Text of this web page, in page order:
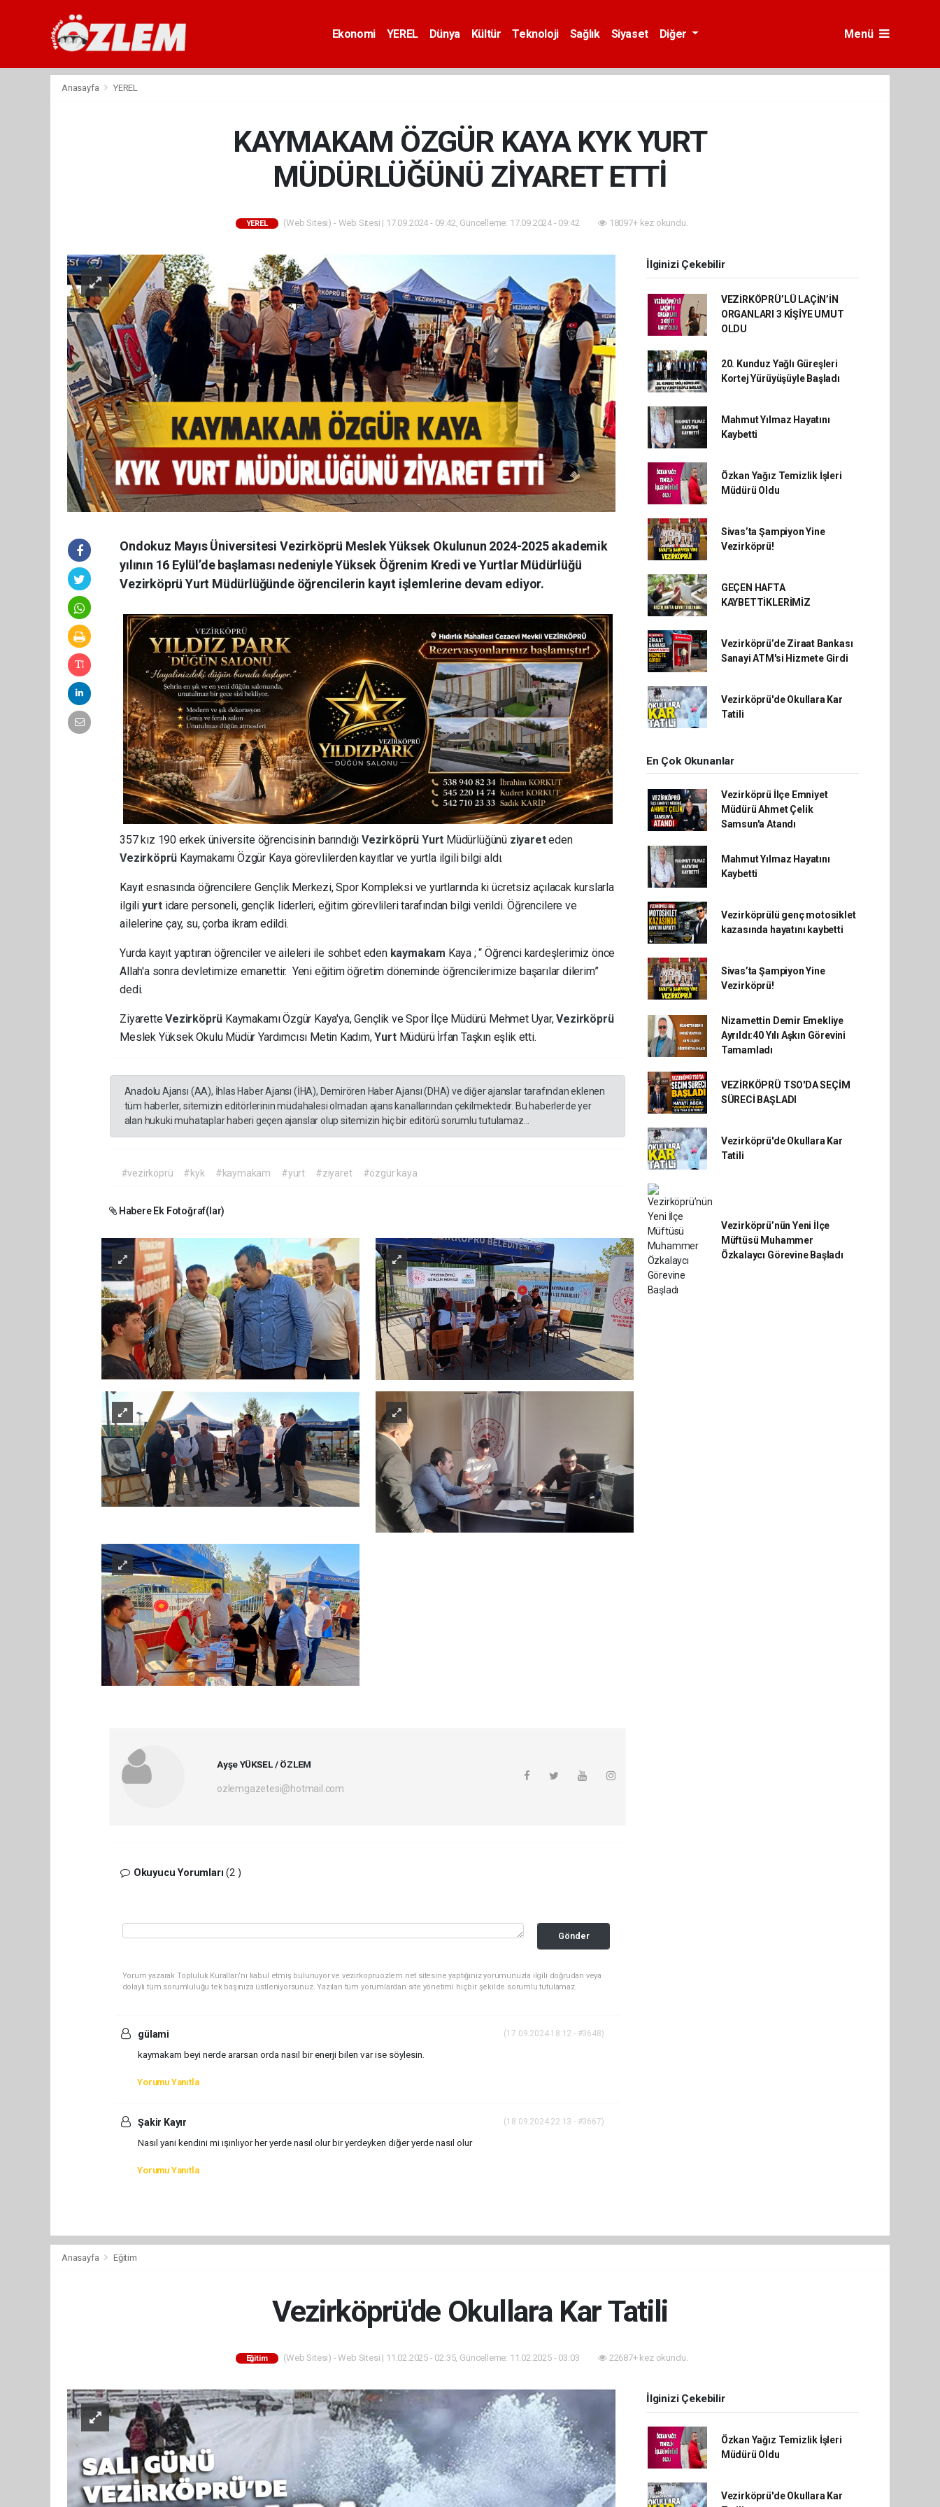
Ekonomi YEREL Dünya Kültür Teknoloji Sağlık Siyaset Diğer Menü
Anasayfa YEREL
KAYMAKAM ÖZGÜR KAYA KYK YURT
MÜDÜRLÜĞÜNÜ ZİYARET ETTİ
YEREL (Web Sitesi) - Web Sitesi | 17.09.2024 - 09:42, Güncelleme: 17.09.2024 - 09:42 18097+ kez okundu.
Ondokuz Mayıs Üniversitesi Vezirköprü Meslek Yüksek Okulunun 2024-2025 akademik
yılının 16 Eylül’de başlaması nedeniyle Yüksek Öğrenim Kredi ve Yurtlar Müdürlüğü
Vezirköprü Yurt Müdürlüğünde öğrencilerin kayıt işlemlerine devam ediyor.
357 kız 190 erkek üniversite öğrencisinin barındığıVezirköprü Yurt Müdürlüğünü ziyareteden
Vezirköprü Kaymakamı Özgür Kaya görevlilerden kayıtlar ve yurtla ilgili bilgi aldı.
Kayıt esnasında öğrencilere Gençlik Merkezi, Spor Kompleksi ve yurtlarında ki ücretsiz açılacak kurslarla
ilgili yurt idare personeli, gençlik liderleri, eğitim görevlileri tarafından bilgi verildi. Öğrencilere ve
ailelerine çay, su, çorba ikram edildi.
Yurda kayıt yaptıran öğrenciler ve aileleri ile sohbet eden kaymakam Kaya ; “ Öğrenci kardeşlerimiz önce
Allah'a sonra devletimize emanettir. Yeni eğitim öğretim döneminde öğrencilerimize başarılar dilerim”
dedi.
ZiyaretteVezirköprü Kaymakamı Özgür Kaya'ya, Gençlik ve Spor İlçe Müdürü Mehmet Uyar,Vezirköprü
Meslek Yüksek Okulu Müdür Yardımcısı Metin Kadım,Yurt Müdürü İrfan Taşkın eşlik etti.
Anadolu Ajansı (AA), İhlas Haber Ajansı (İHA), Demirören Haber Ajansı (DHA) ve diğer ajanslar tarafından eklenen
tüm haberler, sitemizin editörlerinin müdahalesi olmadan ajans kanallarından çekilmektedir. Bu haberlerde yer
alan hukuki muhataplar haberi geçen ajanslar olup sitemizin hiç bir editörü sorumlu tutulamaz...
#vezirköprü #kyk #kaymakam #yurt #ziyaret #özgür kaya
Habere Ek Fotoğraf(lar)
Ayşe YÜKSEL / ÖZLEM
ozlemgazetesi@hotmail.com
Okuyucu Yorumları(2 )
Gönder
Yorum yazarak Topluluk Kuralları’nı kabul etmiş bulunuyor ve vezirkopruozlem.net sitesine yaptığınız yorumunuzla ilgili doğrudan veya
dolaylı tüm sorumluluğu tek başınıza üstleniyorsunuz. Yazılan tüm yorumlardan site yönetimi hiçbir şekilde sorumlu tutulamaz.
gülami (17.09.2024 18:12 - #3648)
kaymakam beyi nerde ararsan orda nasıl bir enerji bilen var ise söylesin.
Yorumu Yanıtla
Şakir Kayır (18.09.2024 22:13 - #3667)
Nasıl yani kendini mi ışınlıyor her yerde nasıl olur bir yerdeyken diğer yerde nasıl olur
Yorumu Yanıtla
İlginizi Çekebilir
VEZİRKÖPRÜ’LÜ LAÇİN’İN
ORGANLARI 3 KİŞİYE UMUT
OLDU
20. Kunduz Yağlı Güreşleri
Kortej Yürüyüşüyle Başladı
Mahmut Yılmaz Hayatını
Kaybetti
Özkan Yağız Temizlik İşleri
Müdürü Oldu
Sivas’ta Şampiyon Yine
Vezirköprü!
GEÇEN HAFTA
KAYBETTİKLERİMİZ
Vezirköprü’de Ziraat Bankası
Sanayi ATM'si Hizmete Girdi
Vezirköprü'de Okullara Kar
Tatili
En Çok Okunanlar
Vezirköprü İlçe Emniyet
Müdürü Ahmet Çelik
Samsun'a Atandı
Mahmut Yılmaz Hayatını
Kaybetti
Vezirköprülü genç motosiklet
kazasında hayatını kaybetti
Sivas’ta Şampiyon Yine
Vezirköprü!
Nizamettin Demir Emekliye
Ayrıldı:40 Yılı Aşkın Görevini
Tamamladı
VEZİRKÖPRÜ TSO'DA SEÇİM
SÜRECİ BAŞLADI
Vezirköprü'de Okullara Kar
Tatili
Vezirköprü’nün Yeni İlçe
Müftüsü Muhammer
Özkalaycı Görevine Başladı
Anasayfa Eğitim
Vezirköprü'de Okullara Kar Tatili
Eğitim (Web Sitesi) - Web Sitesi | 11.02.2025 - 02:35, Güncelleme: 11.02.2025 - 03:03 22687+ kez okundu.
İlginizi Çekebilir
Özkan Yağız Temizlik İşleri
Müdürü Oldu
Vezirköprü'de Okullara Kar